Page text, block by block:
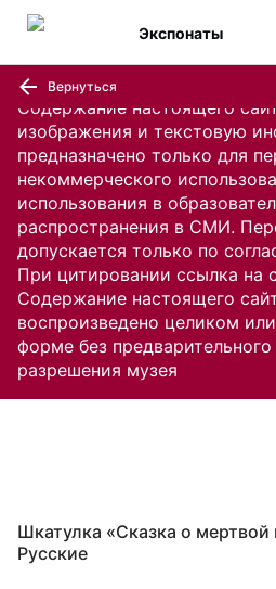
Содержание настоящего
изображения и текстовую
предназначено только для
некоммерческого
использования в
распространения в СМИ.
допускается только по
При цитировании ссылка на
Содержание настоящего
воспроизведено целиком
форме без
разрешения музея
Экспонаты
Вернуться
Шкатулка «Сказка о мертвой
Русские